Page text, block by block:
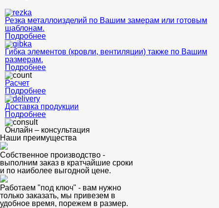
Резка металлоизделий по Вашим замерам или готовым
шаблонам.
Подробнее
Гибка элементов (кровли, вентиляции) также по Вашим
размерам.
Подробнее
Расчет
Подробнее
Доставка продукции
Подробнее
Онлайн – консультация
Наши преимущества
Собственное производство -
выполним заказ в кратчайшие сроки
и по наиболее выгодной цене.
Работаем "под ключ" - вам нужно
только заказать, мы привезем в
удобное время, порежем в размер.